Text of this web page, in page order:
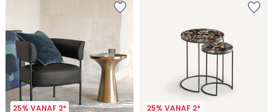
25% VANAF 2* 25% VANAF 2*